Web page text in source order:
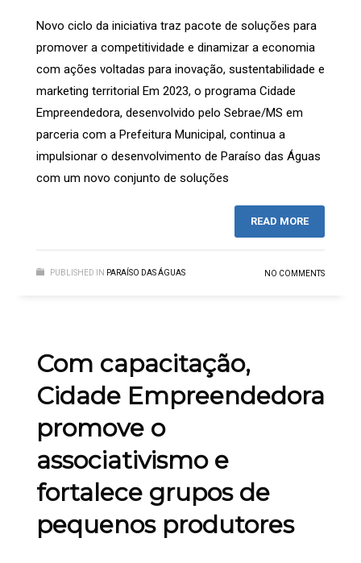
Novo ciclo da iniciativa traz pacote de soluções para
promover a competitividade e dinamizar a economia
com ações voltadas para inovação, sustentabilidade e
marketing territorial Em 2023, o programa Cidade
Empreendedora, desenvolvido pelo Sebrae/MS em
parceria com a Prefeitura Municipal, continua a
impulsionar o desenvolvimento de Paraíso das Águas
com um novo conjunto de soluções
READ MORE
PUBLISHED IN PARAÍSO DAS ÁGUAS NO COMMENTS
Com capacitação,
Cidade Empreendedora
promove o
associativismo e
fortalece grupos de
pequenos produtores